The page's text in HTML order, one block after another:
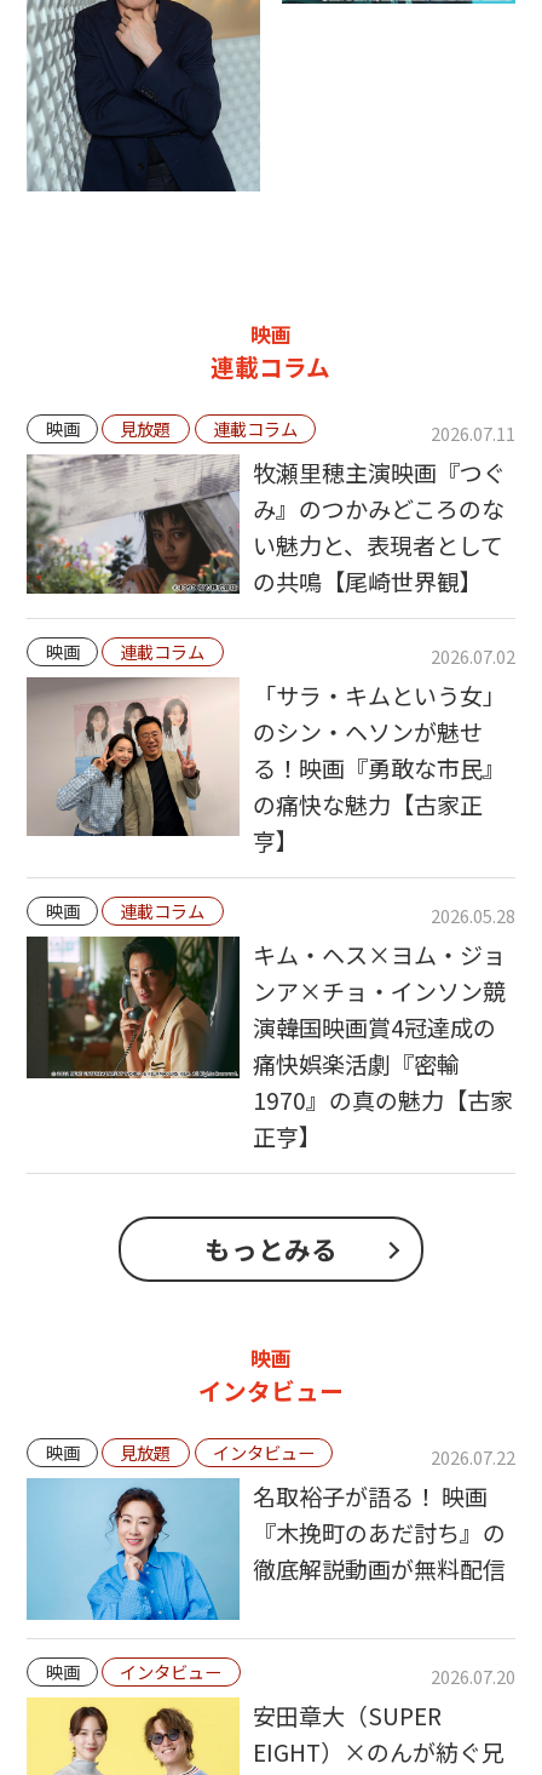
映画
連載コラム
映画 見放題 連載コラム 2026.07.11
牧瀬里穂主演映画『つぐ
み』のつかみどころのな
い魅力と、表現者として
の共鳴【尾崎世界観】
映画 連載コラム 2026.07.02
「サラ・キムという女」
のシン・ヘソンが魅せ
る！映画『勇敢な市民』
の痛快な魅力【古家正
亨】
映画 連載コラム 2026.05.28
キム・ヘス×ヨム・ジョ
ンア×チョ・インソン競
演――韓国映画賞4冠達成の
痛快娯楽活劇『密輸
1970』の真の魅力【古家
正亨】
もっとみる
映画
インタビュー
映画 見放題 インタビュー 2026.07.22
名取裕子が語る！ 映画
『木挽町のあだ討ち』の
徹底解説動画が無料配信
映画 インタビュー 2026.07.20
安田章大（SUPER
EIGHT）×のんが紡ぐ兄